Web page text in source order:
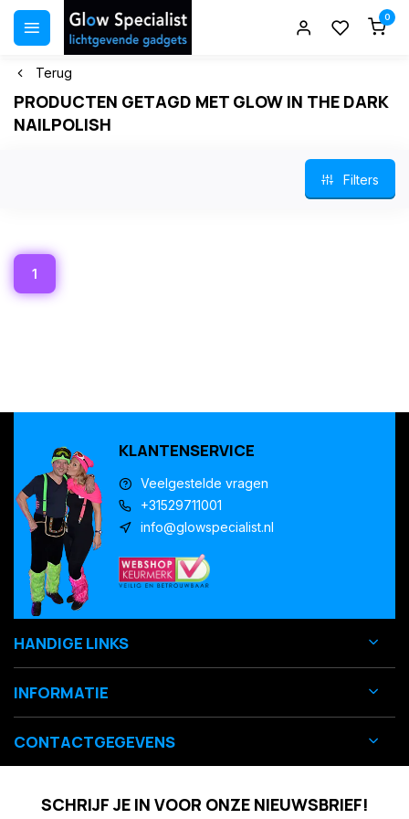
0
Terug
PRODUCTEN GETAGD MET GLOW IN THE DARK
NAILPOLISH
Filters
1
KLANTENSERVICE
Veelgestelde vragen
+31529711001
info@glowspecialist.nl
HANDIGE LINKS
INFORMATIE
CONTACTGEGEVENS
SCHRIJF JE IN VOOR ONZE NIEUWSBRIEF!